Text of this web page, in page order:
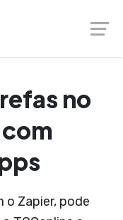
no
o Zapier, pode